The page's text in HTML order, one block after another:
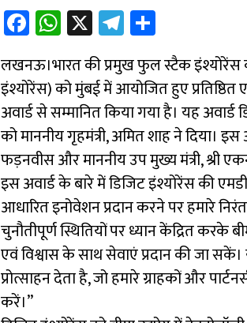
Fa
ce
b
o
ok
W
h
at
sA
p
p
X Te
le
gr
a
m
ar
e
लखनऊ।भारत की प्रमुख फुल स्टैक इंश्योरेंस
इंश्योरेंस) को मुंबई में आयोजित हुए
अवार्ड से सम्मानित किया गया है। यह
को माननीय गृहमंत्री, अमित शाह ने दिया। इस
फड़नवीस और माननीय उप मुख्य मंत्री, श्री
इस अवार्ड के बारे में डिजिट इंश्योरेंस की
आधारित इनोवेशन प्रदान करने पर हमारे
चुनौतीपूर्ण स्थितियों पर ध्यान केंद्रित करके
एवं विश्वास के साथ सेवाएं प्रदान की जा
प्रोत्साहन देता है, जो हमारे ग्राहकों और
करें।’’